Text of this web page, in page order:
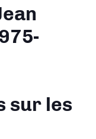
sur les